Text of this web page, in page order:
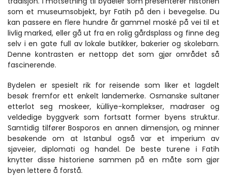
som et museumsobjekt, byr Fatih på den i bevegelse. Du
kan passere en flere hundre år gammel moské på vei til et
livlig marked, eller gå ut fra en rolig gårdsplass og finne deg
selv i en gate full av lokale butikker, bakerier og skolebarn.
Denne kontrasten er nettopp det som gjør området så
fascinerende.
Bydelen er spesielt rik for reisende som liker et lagdelt
besøk fremfor ett enkelt landemerke. Osmanske sultaner
etterlot seg moskeer, külliye-komplekser, madraser og
veldedige byggverk som fortsatt former byens struktur.
Samtidig tilfører Bosporos en annen dimensjon, og minner
besøkende om at Istanbul også var et imperium av
sjøveier, diplomati og handel. De beste turene i Fatih
knytter disse historiene sammen på en måte som gjør
byen lettere å forstå.